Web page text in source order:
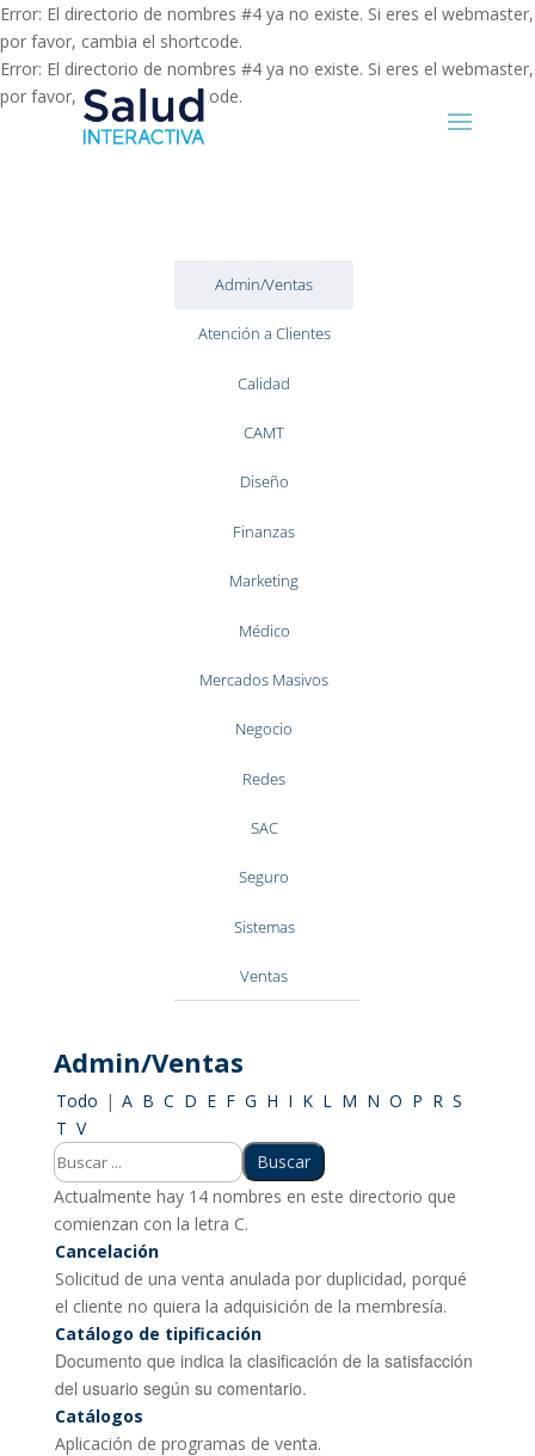
Error: El directorio de nombres #4 ya no existe. Si eres el webmaster,
por favor, cambia el shortcode.
Error: El directorio de nombres #4 ya no existe. Si eres el webmaster,
por favor, cambia el shortcode.
Admin/Ventas
Atención a Clientes
Calidad
CAMT
Diseño
Finanzas
Marketing
Médico
Mercados Masivos
Negocio
Redes
SAC
Seguro
Sistemas
Ventas
Admin/Ventas
Todo | A B C D E F G H I K L M N O P R S
T V
Actualmente hay 14 nombres en este directorio que
comienzan con la letra C.
Cancelación
Solicitud de una venta anulada por duplicidad, porqué
el cliente no quiera la adquisición de la membresía.
Catálogo de tipificación
Documento que indica la clasificación de la satisfacción
del usuario según su comentario.
Catálogos
Aplicación de programas de venta.